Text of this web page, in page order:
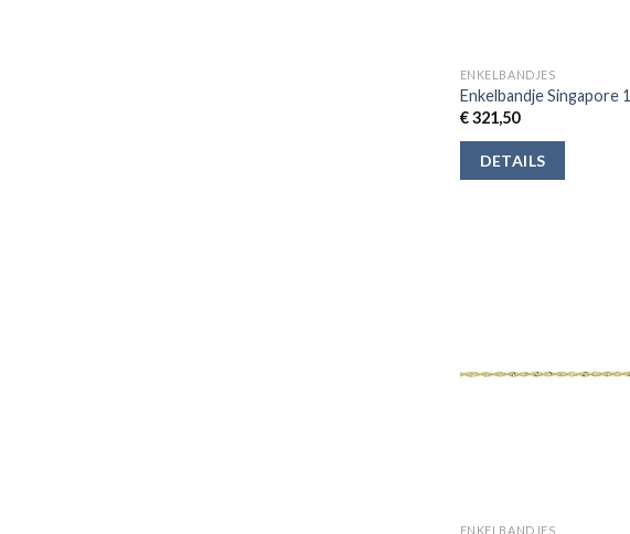
ENKELBANDJES
Enkelbandje Singapore
€321,50
DETAILS
ENKELBANDJES